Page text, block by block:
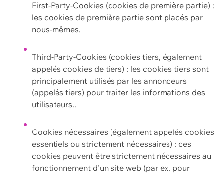
First-Party-Cookies (cookies de première partie) :
les cookies de première partie sont placés par
nous-mêmes.
Third-Party-Cookies (cookies tiers, également
appelés cookies de tiers) : les cookies tiers sont
principalement utilisés par les annonceurs
(appelés tiers) pour traiter les informations des
utilisateurs..
Cookies nécessaires (également appelés cookies
essentiels ou strictement nécessaires) : ces
cookies peuvent être strictement nécessaires au
fonctionnement d'un site web (par ex. pour